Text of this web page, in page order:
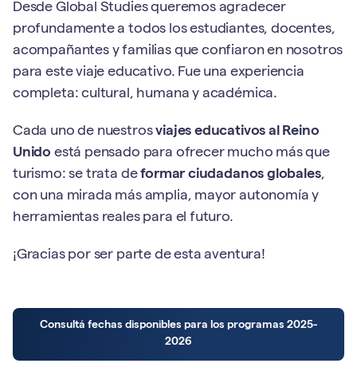
Desde Global Studies queremos agradecer
profundamente a todos los estudiantes, docentes,
acompañantes y familias que confiaron en nosotros
para este viaje educativo. Fue una experiencia
completa: cultural, humana y académica.
Cada uno de nuestrosviajes educativos al Reino
Unido está pensado para ofrecer mucho más que
turismo: se trata deformar ciudadanos globales,
con una mirada más amplia, mayor autonomía y
herramientas reales para el futuro.
¡Gracias por ser parte de esta aventura!
Consultá fechas disponibles para los programas 2025-
2026